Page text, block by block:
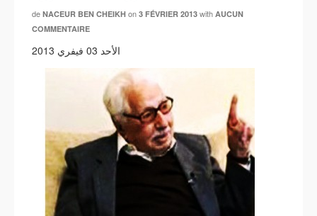
de NACEUR BEN CHEIKH on 3 FÉVRIER 2013 with AUCUN
COMMENTAIRE
الأحد 03 فيفري 2013